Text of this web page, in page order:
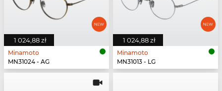
1 024,88 zł
Minamoto
MN31024 - AG
1 024,88 zł
Minamoto
MN31013 - LG